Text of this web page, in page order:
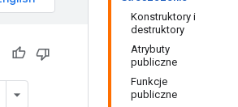
Konstruktory i
destruktory
Atrybuty
publiczne
Funkcje
publiczne